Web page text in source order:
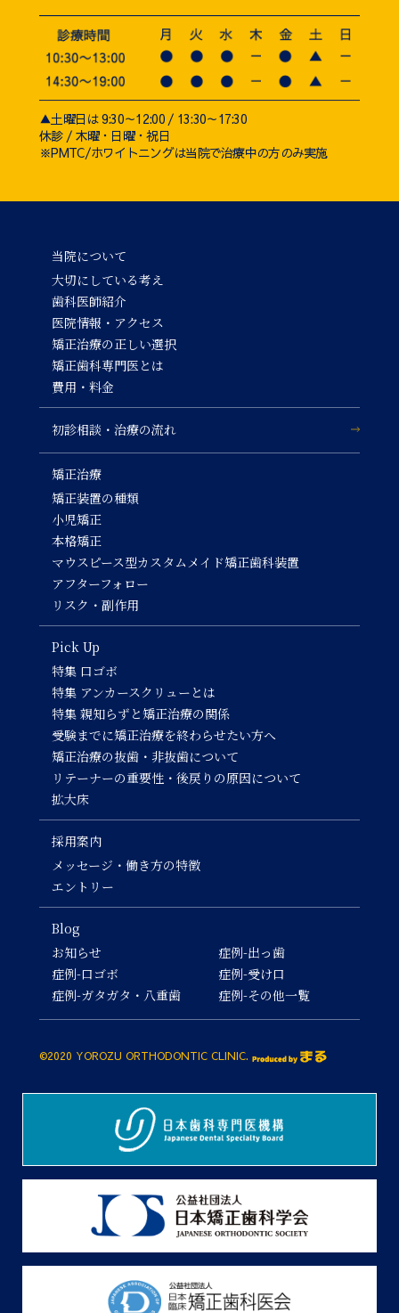
▲土曜日は 9:30～12:00 / 13:30～17:30
休診 / 木曜・日曜・祝日
※PMTC/ホワイトニングは当院で治療中の方のみ実施
当院について
大切にしている考え
歯科医師紹介
医院情報・アクセス
矯正治療の正しい選択
矯正歯科専門医とは
費用・料金
初診相談・治療の流れ
矯正治療
矯正装置の種類
小児矯正
本格矯正
マウスピース型カスタムメイド矯正歯科装置
アフターフォロー
リスク・副作用
Pick Up
特集 口ゴボ
特集 アンカースクリューとは
特集 親知らずと矯正治療の関係
受験までに矯正治療を終わらせたい方へ
矯正治療の抜歯・非抜歯について
リテーナーの重要性・後戻りの原因について
拡大床
採用案内
メッセージ・働き方の特徴
エントリー
Blog
お知らせ
症例-口ゴボ
症例-ガタガタ・八重歯
症例-出っ歯
症例-受け口
症例-その他一覧
©2020 YOROZU ORTHODONTIC CLINIC.